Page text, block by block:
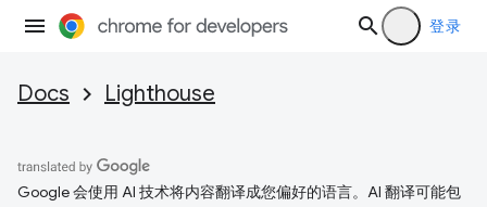
登录
Docs Lighthouse
Google 会使用 AI 技术将内容翻译成您偏好的语言。AI 翻译可能包